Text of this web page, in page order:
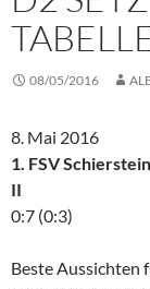
08/05/2016
8. Mai 2016
1. FSV
II
0:7 (0:3)
Beste Aussichten